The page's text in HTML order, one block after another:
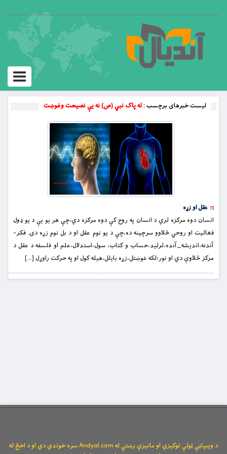
Toggle
لیست خبرهای برچسب :له پاک نبي (ص) نه يې نصيحت وغوښت
عقل او زړه
انسان دوه مرکزه لري د انسان په روح کې دوه مرکزه دي،چې هر يو يې د يو ډول
فعاليت او روحي ځلاوو سرچينه ده،چې د يو نوم عقل او د بل نوم زړه دى. فکر-
آندنه،انديشه_آنده،لرليد،حساب و کتاب، سول،استدلال،علم او فلسفه د عقل د
مرکز ځلاوې دي او نور؛لکه غوښتل،زړه بايلل،هيله کول او په حرکت راوړل […]
د وېبپاڼې ټولې توکیزې او مانیزې رښتې له Andyal.com سره خوندي دي او د اخځ له